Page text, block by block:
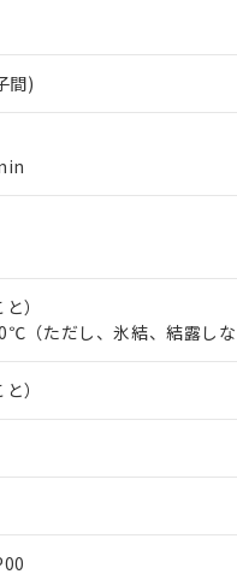
間)
）
（ただし、氷結、結露しな
）